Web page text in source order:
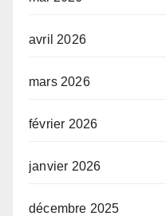
avril 2026
mars 2026
février 2026
janvier 2026
décembre 2025